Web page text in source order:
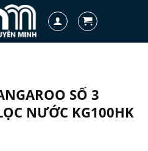
SỐ 3
NƯỚC KG100HK